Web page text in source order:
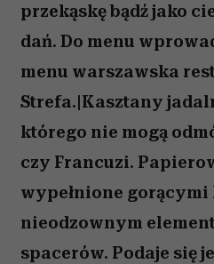
przekąskę bądź jako
dań. Do menu
menu warszawska
Strefa.|Kasztany
którego nie mogą
czy Francuzi.
wypełnione gorącymi
nieodzownym
spacerów. Podaje się